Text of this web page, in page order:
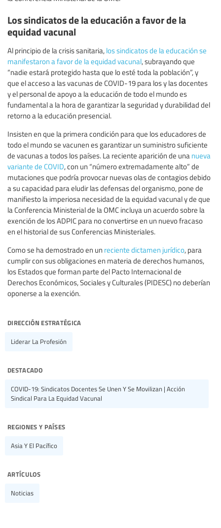
Los sindicatos de la educación a favor de la
equidad vacunal
Al principio de la crisis sanitaria, los sindicatos de la educación se
manifestaron a favor de la equidad vacunal, subrayando que
“nadie estará protegido hasta que lo esté toda la población”, y
que el acceso a las vacunas de COVID-19 para los y las docentes
y el personal de apoyo a la educación de todo el mundo es
fundamental a la hora de garantizar la seguridad y durabilidad del
retorno a la educación presencial.
Insisten en que la primera condición para que los educadores de
todo el mundo se vacunen es garantizar un suministro suficiente
de vacunas a todos los países. La reciente aparición de una nueva
variante de COVID, con un “número extremadamente alto” de
mutaciones que podría provocar nuevas olas de contagios debido
a su capacidad para eludir las defensas del organismo, pone de
manifiesto la imperiosa necesidad de la equidad vacunal y de que
la Conferencia Ministerial de la OMC incluya un acuerdo sobre la
exención de los ADPIC para no convertirse en un nuevo fracaso
en el historial de sus Conferencias Ministeriales.
Como se ha demostrado en un reciente dictamen jurídico, para
cumplir con sus obligaciones en materia de derechos humanos,
los Estados que forman parte del Pacto Internacional de
Derechos Económicos, Sociales y Culturales (PIDESC) no deberían
oponerse a la exención.
dirección estratégica
Liderar La Profesión
destacado
COVID-19: Sindicatos Docentes Se Unen Y Se Movilizan | Acción
Sindical Para La Equidad Vacunal
regiones y países
Asia Y El Pacífico
artículos
Noticias